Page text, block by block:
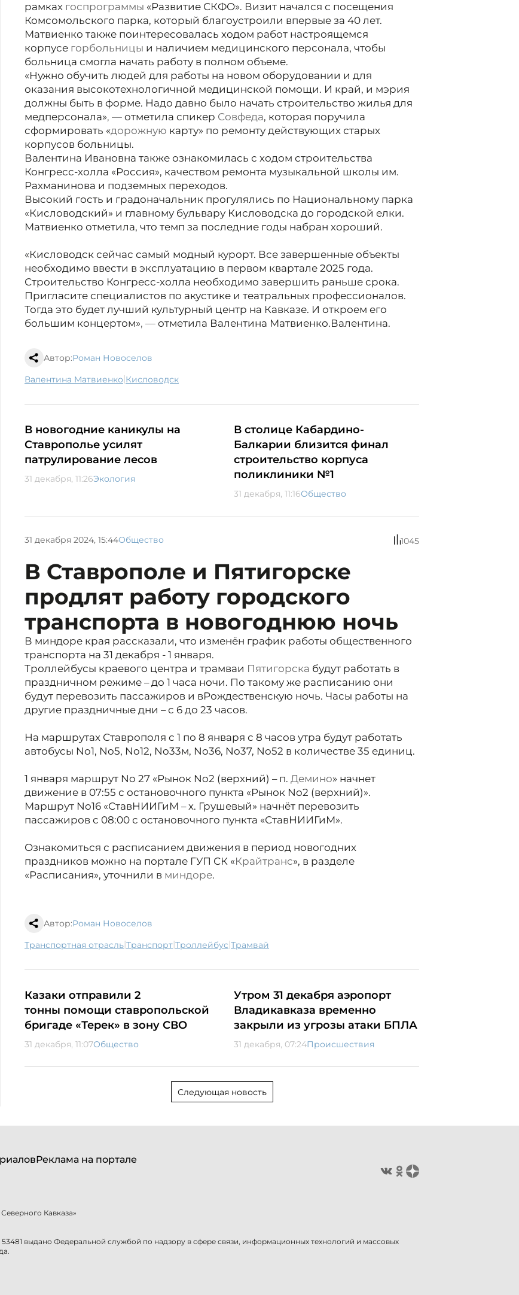
рамках госпрограммы «Развитие СКФО». Визит начался с посещения
Комсомольского парка, который благоустроили впервые за 40 лет.
Матвиенко также поинтересовалась ходом работ настроящемся
корпусе горбольницы и наличием медицинского персонала, чтобы
больница смогла начать работу в полном объеме.
«Нужно обучить людей для работы на новом оборудовании и для
оказания высокотехнологичной медицинской помощи. И край, и мэрия
должны быть в форме. Надо давно было начать строительство жилья для
медперсонала», — отметила спикер Совфеда, которая поручила
сформировать «дорожную карту» по ремонту действующих старых
корпусов больницы.
Валентина Ивановна также ознакомилась с ходом строительства
Конгресс-холла «Россия», качеством ремонта музыкальной школы им.
Рахманинова и подземных переходов.
Высокий гость и градоначальник прогулялись по Национальному парка
«Кисловодский» и главному бульвару Кисловодска до городской елки.
Матвиенко отметила, что темп за последние годы набран хороший.
«Кисловодск сейчас самый модный курорт. Все завершенные объекты
необходимо ввести в эксплуатацию в первом квартале 2025 года.
Строительство Конгресс-холла необходимо завершить раньше срока.
Пригласите специалистов по акустике и театральных профессионалов.
Тогда это будет лучший культурный центр на Кавказе. И откроем его
большим концертом», — отметила Валентина Матвиенко.Валентина.
Автор:Роман Новоселов
Валентина Матвиенко| Кисловодск
В новогодние каникулы на
Ставрополье усилят
патрулирование лесов
31 декабря, 11:26Экология
В столице Кабардино-
Балкарии близится финал
строительство корпуса
поликлиники №1
31 декабря, 11:16Общество
31 декабря 2024, 15:44Общество 1045
В Ставрополе и Пятигорске
продлят работу городского
транспорта в новогоднюю ночь
В миндоре края рассказали, что изменён график работы общественного
транспорта на 31 декабря - 1 января.
Троллейбусы краевого центра и трамваи Пятигорска будут работать в
праздничном режиме – до 1 часа ночи. По такому же расписанию они
будут перевозить пассажиров и вРождественскую ночь. Часы работы на
другие праздничные дни – с 6 до 23 часов.
На маршрутах Ставрополя с 1 по 8 января с 8 часов утра будут работать
автобусы No1, No5, No12, No33м, No36, No37, No52 в количестве 35 единиц.
1 января маршрут No 27 «Рынок No2 (верхний) – п. Демино» начнет
движение в 07:55 с остановочного пункта «Рынок No2 (верхний)».
Маршрут No16 «СтавНИИГиМ – х. Грушевый» начнёт перевозить
пассажиров с 08:00 с остановочного пункта «СтавНИИГиМ».
Ознакомиться с расписанием движения в период новогодних
праздников можно на портале ГУП СК «Крайтранс», в разделе
«Расписания», уточнили в миндоре.
Автор:Роман Новоселов
транспортная отрасль| транспорт| троллейбус| трамвай
Казаки отправили 2
тонны помощи ставропольской
бригаде «Терек» в зону СВО
31 декабря, 11:07Общество
Утром 31 декабря аэропорт
Владикавказа временно
закрыли из угрозы атаки БПЛА
31 декабря, 07:24Происшествия
Следующая новость
Реклама на портале
Кавказа»
выдано Федеральной службой по надзору в сфере связи, информационных технологий и массовых